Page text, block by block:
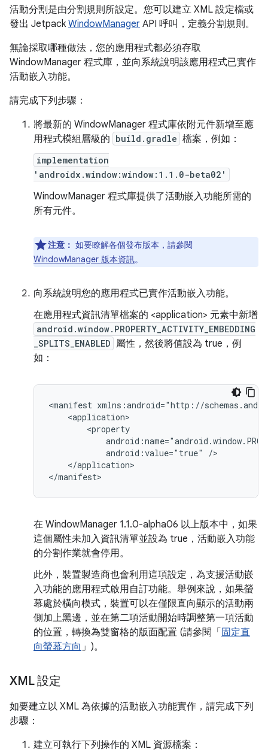
活動分割是由分割規則所設定。您可以建立 XML 設定檔或
發出 Jetpack WindowManager API 呼叫，定義分割規則。
無論採取哪種做法，您的應用程式都必須存取
WindowManager 程式庫，並向系統說明該應用程式已實作
活動嵌入功能。
請完成下列步驟：
將最新的 WindowManager 程式庫依附元件新增至應
用程式模組層級的 build.gradle 檔案，例如：
implementation
'androidx.window:window:1.1.0-beta02'
WindowManager 程式庫提供了活動嵌入功能所需的
所有元件。
注意： 如要瞭解各個發布版本，請參閱
WindowManager 版本資訊。
向系統說明您的應用程式已實作活動嵌入功能。
在應用程式資訊清單檔案的 <application> 元素中新增
android.window.PROPERTY_ACTIVITY_EMBEDDING
_SPLITS_ENABLED 屬性，然後將值設為 true，例
如：
<manifest
android:value="true"
</application>
在 WindowManager 1.1.0-alpha06 以上版本中，如果
這個屬性未加入資訊清單並設為 true，活動嵌入功能
的分割作業就會停用。
此外，裝置製造商也會利用這項設定，為支援活動嵌
入功能的應用程式啟用自訂功能。舉例來說，如果螢
幕處於橫向模式，裝置可以在僅限直向顯示的活動兩
側加上黑邊，並在第二項活動開始時調整第一項活動
的位置，轉換為雙窗格的版面配置 (請參閱「固定直
向螢幕方向 」)。
XML 設定
如要建立以 XML 為依據的活動嵌入功能實作，請完成下列
步驟：
建立可執行下列操作的 XML 資源檔案：